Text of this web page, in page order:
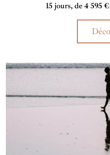
15 jours, de 4 595